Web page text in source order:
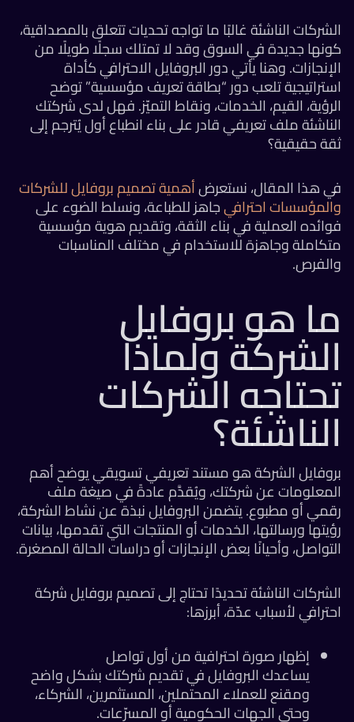
الناشئة غالبًا ما تواجه تحديات تتعلق بالمصداقية،
جديدة في السوق وقد لا تمتلك سجلًا طويلًا من
وهنا يأتي دور البروفايل الاحترافي كأداة
تلعب دور “بطاقة تعريف مؤسسية” توضح
القيم، الخدمات، ونقاط التميّز. فهل لدى شركتك
ملف تعريفي قادر على بناء انطباع أول يُترجم إلى
حقيقية؟
هذا المقال، نستعرضأهمية تصميم بروفايل للشركات
احترافيجاهز للطباعة، ونسلط الضوء على
العملية في بناء الثقة، وتقديم هوية مؤسسية
وجاهزة للاستخدام في مختلف المناسبات
هو بروفايل
ولماذا
الشركات
الشركة هو مستند تعريفي تسويقي يوضح أهم
عن شركتك، ويُقدَّم عادةً في صيغة ملف
أو مطبوع. يتضمن البروفايل نبذة عن نشاط الشركة،
ورسالتها، الخدمات أو المنتجات التي تقدمها، بيانات
وأحيانًا بعض الإنجازات أو دراسات الحالة المصغرة.
الناشئة تحديدًا تحتاج إلى تصميم بروفايل شركة
لأسباب عدّة، أبرزها:
إظهار صورة احترافية من أول تواصل
يساعدك البروفايل في تقديم شركتك بشكل واضح
ومقنع للعملاء المحتملين، المستثمرين، الشركاء،
وحتى الجهات الحكومية أو المسرّعات.